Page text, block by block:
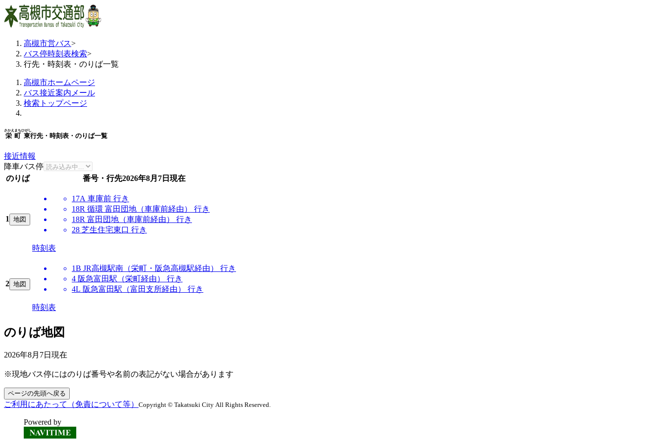
高槻市営バス>
バス停時刻表検索>
行先・時刻表・のりば一覧
高槻市ホームページ
バス接近案内メール
検索トップページ
栄町東
さかえまちひがし
行先・時刻表・のりば一覧
接近情報
降車バス停
のりば
番号・行先2026年8月7日 現在
1 地図
17A 車庫前 行き
18R 循環 富田団地（車庫前経由） 行き
18R 富田団地（車庫前経由） 行き
28 芝生住宅東口 行き
時刻表
2 地図
1B JR高槻駅南（栄町・阪急高槻駅経由） 行き
4 阪急富田駅（栄町経由） 行き
4L 阪急富田駅（富田支所経由） 行き
時刻表
のりば地図
2026年8月7日 現在
※現地バス停にはのりば番号や名前の表記がない場合があります
ページの先頭へ戻る
ご利用にあたって（免責について等） Copyright © Takatsuki City All Rights Reserved.
Powered by